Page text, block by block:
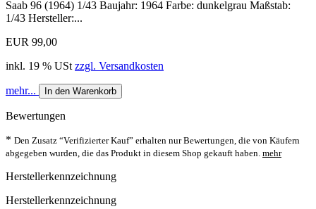
Saab 96 (1964) 1/43 Baujahr: 1964 Farbe: dunkelgrau Maßstab:
1/43 Hersteller:...
EUR 99,00
inkl. 19 % USt zzgl. Versandkosten
mehr... In den Warenkorb
Bewertungen
* Den Zusatz “Verifizierter Kauf” erhalten nur Bewertungen, die von Käufern
abgegeben wurden, die das Produkt in diesem Shop gekauft haben. mehr
Herstellerkennzeichnung
Herstellerkennzeichnung